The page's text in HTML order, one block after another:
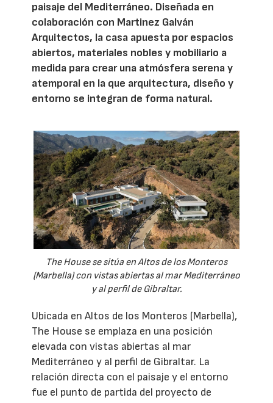
paisaje del Mediterráneo. Diseñada en
colaboración con Martinez Galván
Arquitectos, la casa apuesta por espacios
abiertos, materiales nobles y mobiliario a
medida para crear una atmósfera serena y
atemporal en la que arquitectura, diseño y
entorno se integran de forma natural.
The House se sitúa en Altos de los Monteros
(Marbella) con vistas abiertas al mar Mediterráneo
y al perfil de Gibraltar.
Ubicada en Altos de los Monteros (Marbella),
The House se emplaza en una posición
elevada con vistas abiertas al mar
Mediterráneo y al perfil de Gibraltar. La
relación directa con el paisaje y el entorno
fue el punto de partida del proyecto de